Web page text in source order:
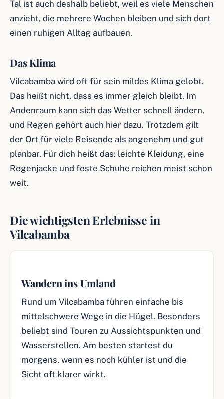
Tal ist auch deshalb beliebt, weil es viele Menschen
anzieht, die mehrere Wochen bleiben und sich dort
einen ruhigen Alltag aufbauen.
Das Klima
Vilcabamba wird oft für sein mildes Klima gelobt.
Das heißt nicht, dass es immer gleich bleibt. Im
Andenraum kann sich das Wetter schnell ändern,
und Regen gehört auch hier dazu. Trotzdem gilt
der Ort für viele Reisende als angenehm und gut
planbar. Für dich heißt das: leichte Kleidung, eine
Regenjacke und feste Schuhe reichen meist schon
weit.
Die wichtigsten Erlebnisse in
Vilcabamba
Wandern ins Umland
Rund um Vilcabamba führen einfache bis
mittelschwere Wege in die Hügel. Besonders
beliebt sind Touren zu Aussichtspunkten und
Wasserstellen. Am besten startest du
morgens, wenn es noch kühler ist und die
Sicht oft klarer wirkt.